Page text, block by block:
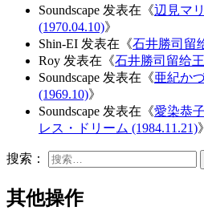
Soundscape 发表在《辺見マ
(1970.04.10)》
Shin-EI 发表在《石井勝司留
Roy 发表在《石井勝司留给
Soundscape 发表在《亜紀か
(1969.10)》
Soundscape 发表在《愛染恭
レス・ドリーム (1984.11.21)》
搜索：
其他操作